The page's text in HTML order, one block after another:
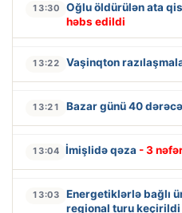
13:30 Oğlu öldürülən ata
həbs edildi
13:22 Vaşinqton
13:21 Bazar günü 40
13:04 İmişlidə qəza - 3
13:03
Energetiklərlə bağlı
regional turu keçirildi